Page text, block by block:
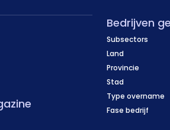
Bedrijven
Subsectors
Land
Provincie
Stad
Type overname
Fase bedrijf